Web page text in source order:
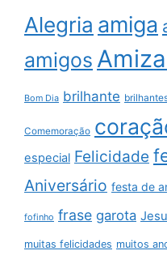
Alegria amiga
amigos
Bom Dia brilhante
Comemoração
especial Felicidade
Aniversário festa de
fofinho frase garota
muitas felicidades muitos